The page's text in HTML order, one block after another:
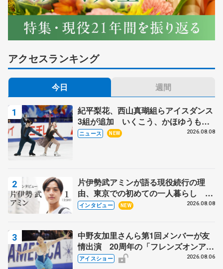
アクセスランキング
今日 週間
紀平梨花、西山真瑚組らアイスダンス
3組が追加 いくこう、かほゆうも、
木下グループ杯
ニュース NEW 2026.08.08
片伊勢武アミンが語る現役続行の理
由、東京での初めての一人暮らし 注
目スケーターの「今」に迫る
インタビュー NEW 2026.08.08
中野友加里さんら第1回メンバーが友
情出演 20周年の「フレンズオンアイ
ス」 宮本賢二さん、有川梨絵さん、
アイスショー 2026.08.06